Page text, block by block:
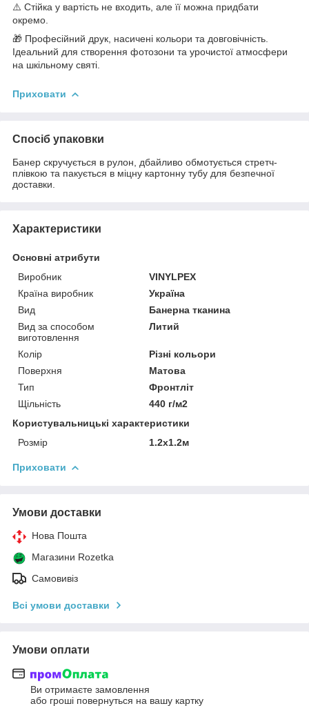
⚠️ Стійка у вартість не входить, але її можна придбати
окремо.
🎁 Професійний друк, насичені кольори та довговічність.
Ідеальний для створення фотозони та урочистої атмосфери
на шкільному святі.
Приховати
Спосіб упаковки
Банер скручується в рулон, дбайливо обмотується стретч-
плівкою та пакується в міцну картонну тубу для безпечної
доставки.
Характеристики
Основні атрибути
Виробник
VINYLPEX
Країна виробник
Україна
Вид
Банерна тканина
Вид за способом
виготовлення
Литий
Колір
Різні кольори
Поверхня
Матова
Тип
Фронтліт
Щільність
440 г/м2
Користувальницькі характеристики
Розмір
1.2x1.2м
Приховати
Умови доставки
Нова Пошта
Магазини Rozetka
Самовивіз
Всі умови доставки
Умови оплати
Ви отримаєте замовлення
або гроші повернуться на вашу картку